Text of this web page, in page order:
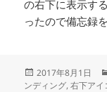
の右下に表示す
ったので備忘録
投
稿
2017年8月1日
ンディング,右下アイ